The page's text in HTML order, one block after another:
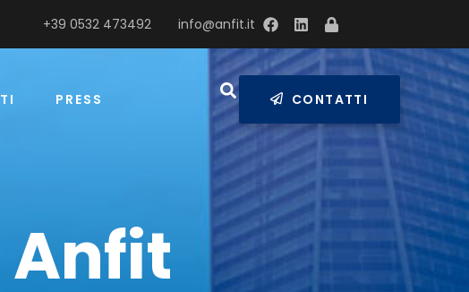
info@anfit.it
+39 0532 473492
PRESS CONTATTI